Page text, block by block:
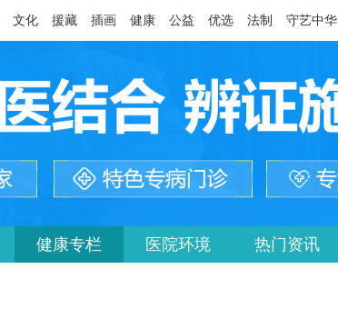
文化 援藏 插画 健康 公益 优选 法制 守艺中华
健康专栏 医院环境 热门资讯